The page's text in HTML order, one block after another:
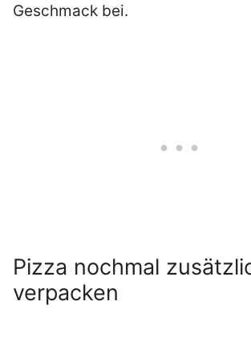
Geschmack bei.
Pizza nochmal
verpacken